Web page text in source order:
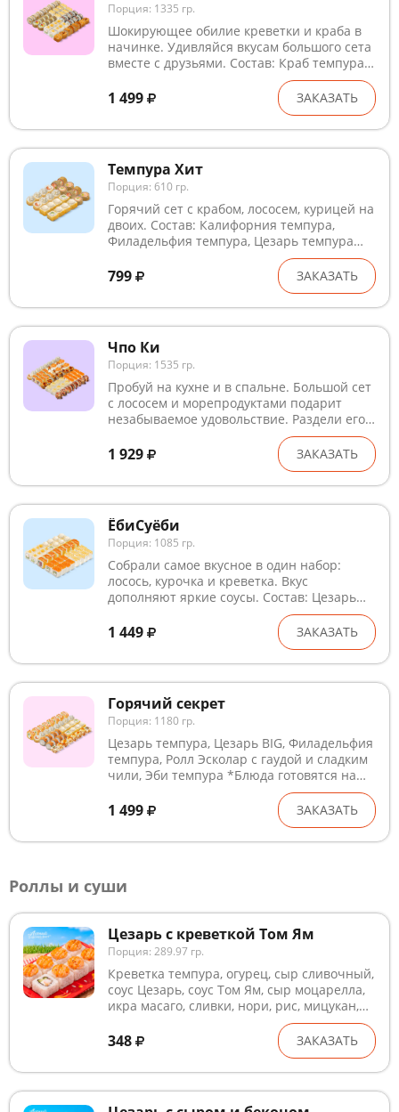
Порция: 1335 гр.
Шокирующее обилие креветки и краба в
начинке. Удивляйся вкусам большого сета
вместе с друзьями. Состав: Краб темпура,
Яссай спайс, Тори темпура, Том ям с
креветкой, Креветка 1000 островов,
Терияки маки *Блюда готовятся на
предприятии, где используются глютен,
курином филе могут быть кости. Внешний
вид может незначительно отличаться от
изображения.
1 499 ЗАКАЗАТЬ
Темпура Хит
Порция: 610 гр.
Горячий сет с крабом, лососем, курицей на
двоих. Состав: Калифорния темпура,
Филадельфия темпура, Цезарь темпура
*Блюда готовятся на предприятии, где
используются глютен, лактоза, кунжут,
рыба, ракообразные и продукты их
переработки. В рыбном и курином филе
изображения.
799 ЗАКАЗАТЬ
Чпо Ки
Порция: 1535 гр.
Пробуй на кухне и в спальне. Большой сет
с лососем и морепродуктами подарит
незабываемое удовольствие. Раздели его
со второй половинкой. Состав: Чикен
темпура, Спейшл NEW, Горячий лосось,
Запеченный с курицей, Филадельфия
темпура, Лосось с тобикой оранж, Лава
предприятии, где используются глютен,
лактоза, кунжут, рыба, ракообразные и
продукты их переработки. В рыбном и
курином филе могут быть кости. Внешний
вид может незначительно отличаться от
изображения.
1 929 ЗАКАЗАТЬ
ЁбиСуёби
Порция: 1085 гр.
Собрали самое вкусное в один набор:
лосось, курочка и креветка. Вкус
дополняют яркие соусы. Состав: Цезарь
темпура, Филадельфия лайт, Спейшл NEW,
Креветка 1000 островов, Том ям с
креветкой *Блюда готовятся на
предприятии, где используются глютен,
продукты их переработки. В рыбном и
курином филе могут быть кости. Внешний
вид может незначительно отличаться от
изображения.
1 449 ЗАКАЗАТЬ
Горячий секрет
Порция: 1180 гр.
Цезарь темпура, Цезарь BIG, Филадельфия
темпура, Ролл Эсколар с гаудой и сладким
чили, Эби темпура *Блюда готовятся на
предприятии, где используются глютен,
лактоза, кунжут, рыба, ракообразные и
продукты их переработки. В рыбном и
курином филе могут быть кости. Внешний
1 499 ЗАКАЗАТЬ
Роллы и суши
Цезарь с креветкой Том Ям
Порция: 289.97 гр.
Креветка темпура, огурец, сыр сливочный,
соус Цезарь, соус Том Ям, сыр моцарелла,
икра масаго, сливки, нори, рис, мицукан,
сахар, комбу, соль. Блюда готовятся на
предприятии, где используются глютен,
лактоза, кунжут, рыба, ракообразные и
продукты их переработки. В рыбном и
Внешний вид может незначительно
348 ЗАКАЗАТЬ